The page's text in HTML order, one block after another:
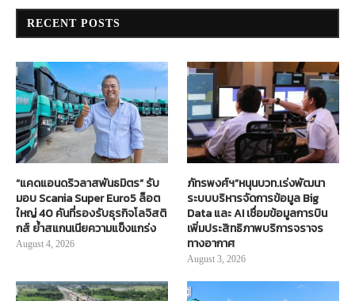
RECENT POSTS
“แคดแอนดริวลาสพันธมิตร” รับ
มอบ Scania Super Euro5 ล็อต
ใหญ่ 40 คันที่รองรับธุรกิจโลจิสติ
กส์ ย้ำสแกนเนียความแข็งแกร่ง
August 4, 2026
ภัทรพงศ์ฯ”หนุนบวท.เร่งพัฒนา
ระบบบริหารจัดการข้อมูล Big
Data และ AI เชื่อมข้อมูลการบิน
เพิ่มประสิทธิภาพบริการจราจร
ทางอากาศ
August 3, 2026